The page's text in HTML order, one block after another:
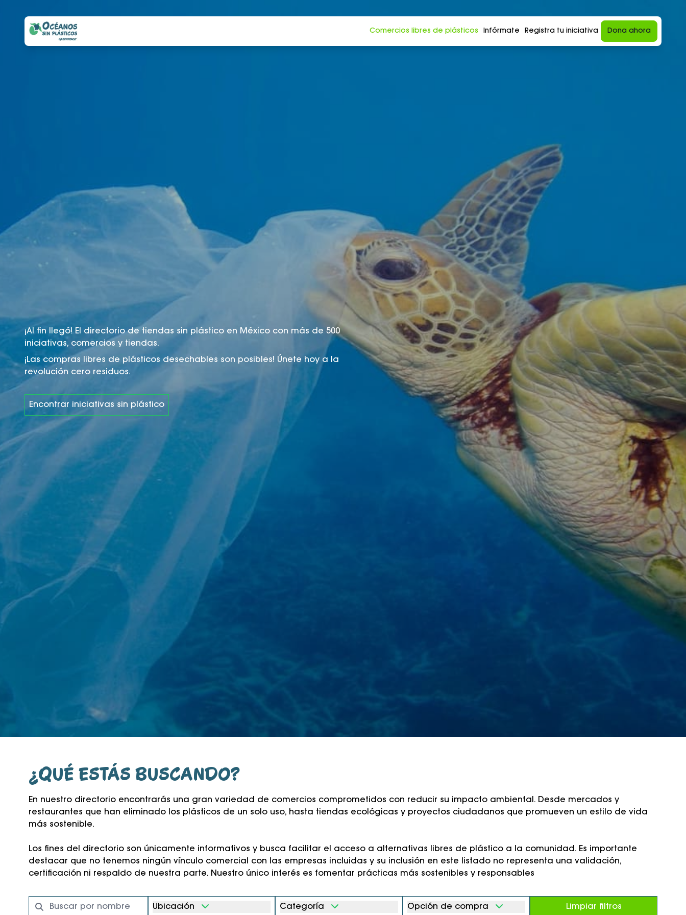
Greenpeace México
Comercios libres de plásticos Infórmate Registra tu iniciativa Dona ahora
¡Al fin llegó! El directorio de tiendas sin plástico en México con más de 500
iniciativas, comercios y tiendas.
¡Las compras libres de plásticos desechables son posibles! Únete hoy a la
revolución cero residuos.
Encontrar iniciativas sin plástico
¿QUÉ ESTÁS BUSCANDO?
En nuestro directorio encontrarás una gran variedad de comercios comprometidos con reducir su impacto ambiental. Desde mercados y
restaurantes que han eliminado los plásticos de un solo uso, hasta tiendas ecológicas y proyectos ciudadanos que promueven un estilo de vida
más sostenible.
Los fines del directorio son únicamente informativos y busca facilitar el acceso a alternativas libres de plástico a la comunidad. Es importante
destacar que no tenemos ningún vínculo comercial con las empresas incluidas y su inclusión en este listado no representa una validación,
certificación ni respaldo de nuestra parte. Nuestro único interés es fomentar prácticas más sostenibles y responsables
Ubicación Categoría Opción de compra Limpiar filtros